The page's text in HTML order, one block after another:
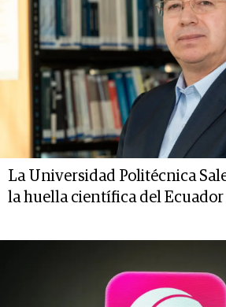
La Universidad Politécnica
la huella científica del Ecuador